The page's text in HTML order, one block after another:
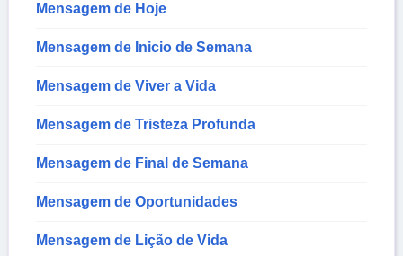
Mensagem de Hoje
Mensagem de Inicio de Semana
Mensagem de Viver a Vida
Mensagem de Tristeza Profunda
Mensagem de Final de Semana
Mensagem de Oportunidades
Mensagem de Lição de Vida